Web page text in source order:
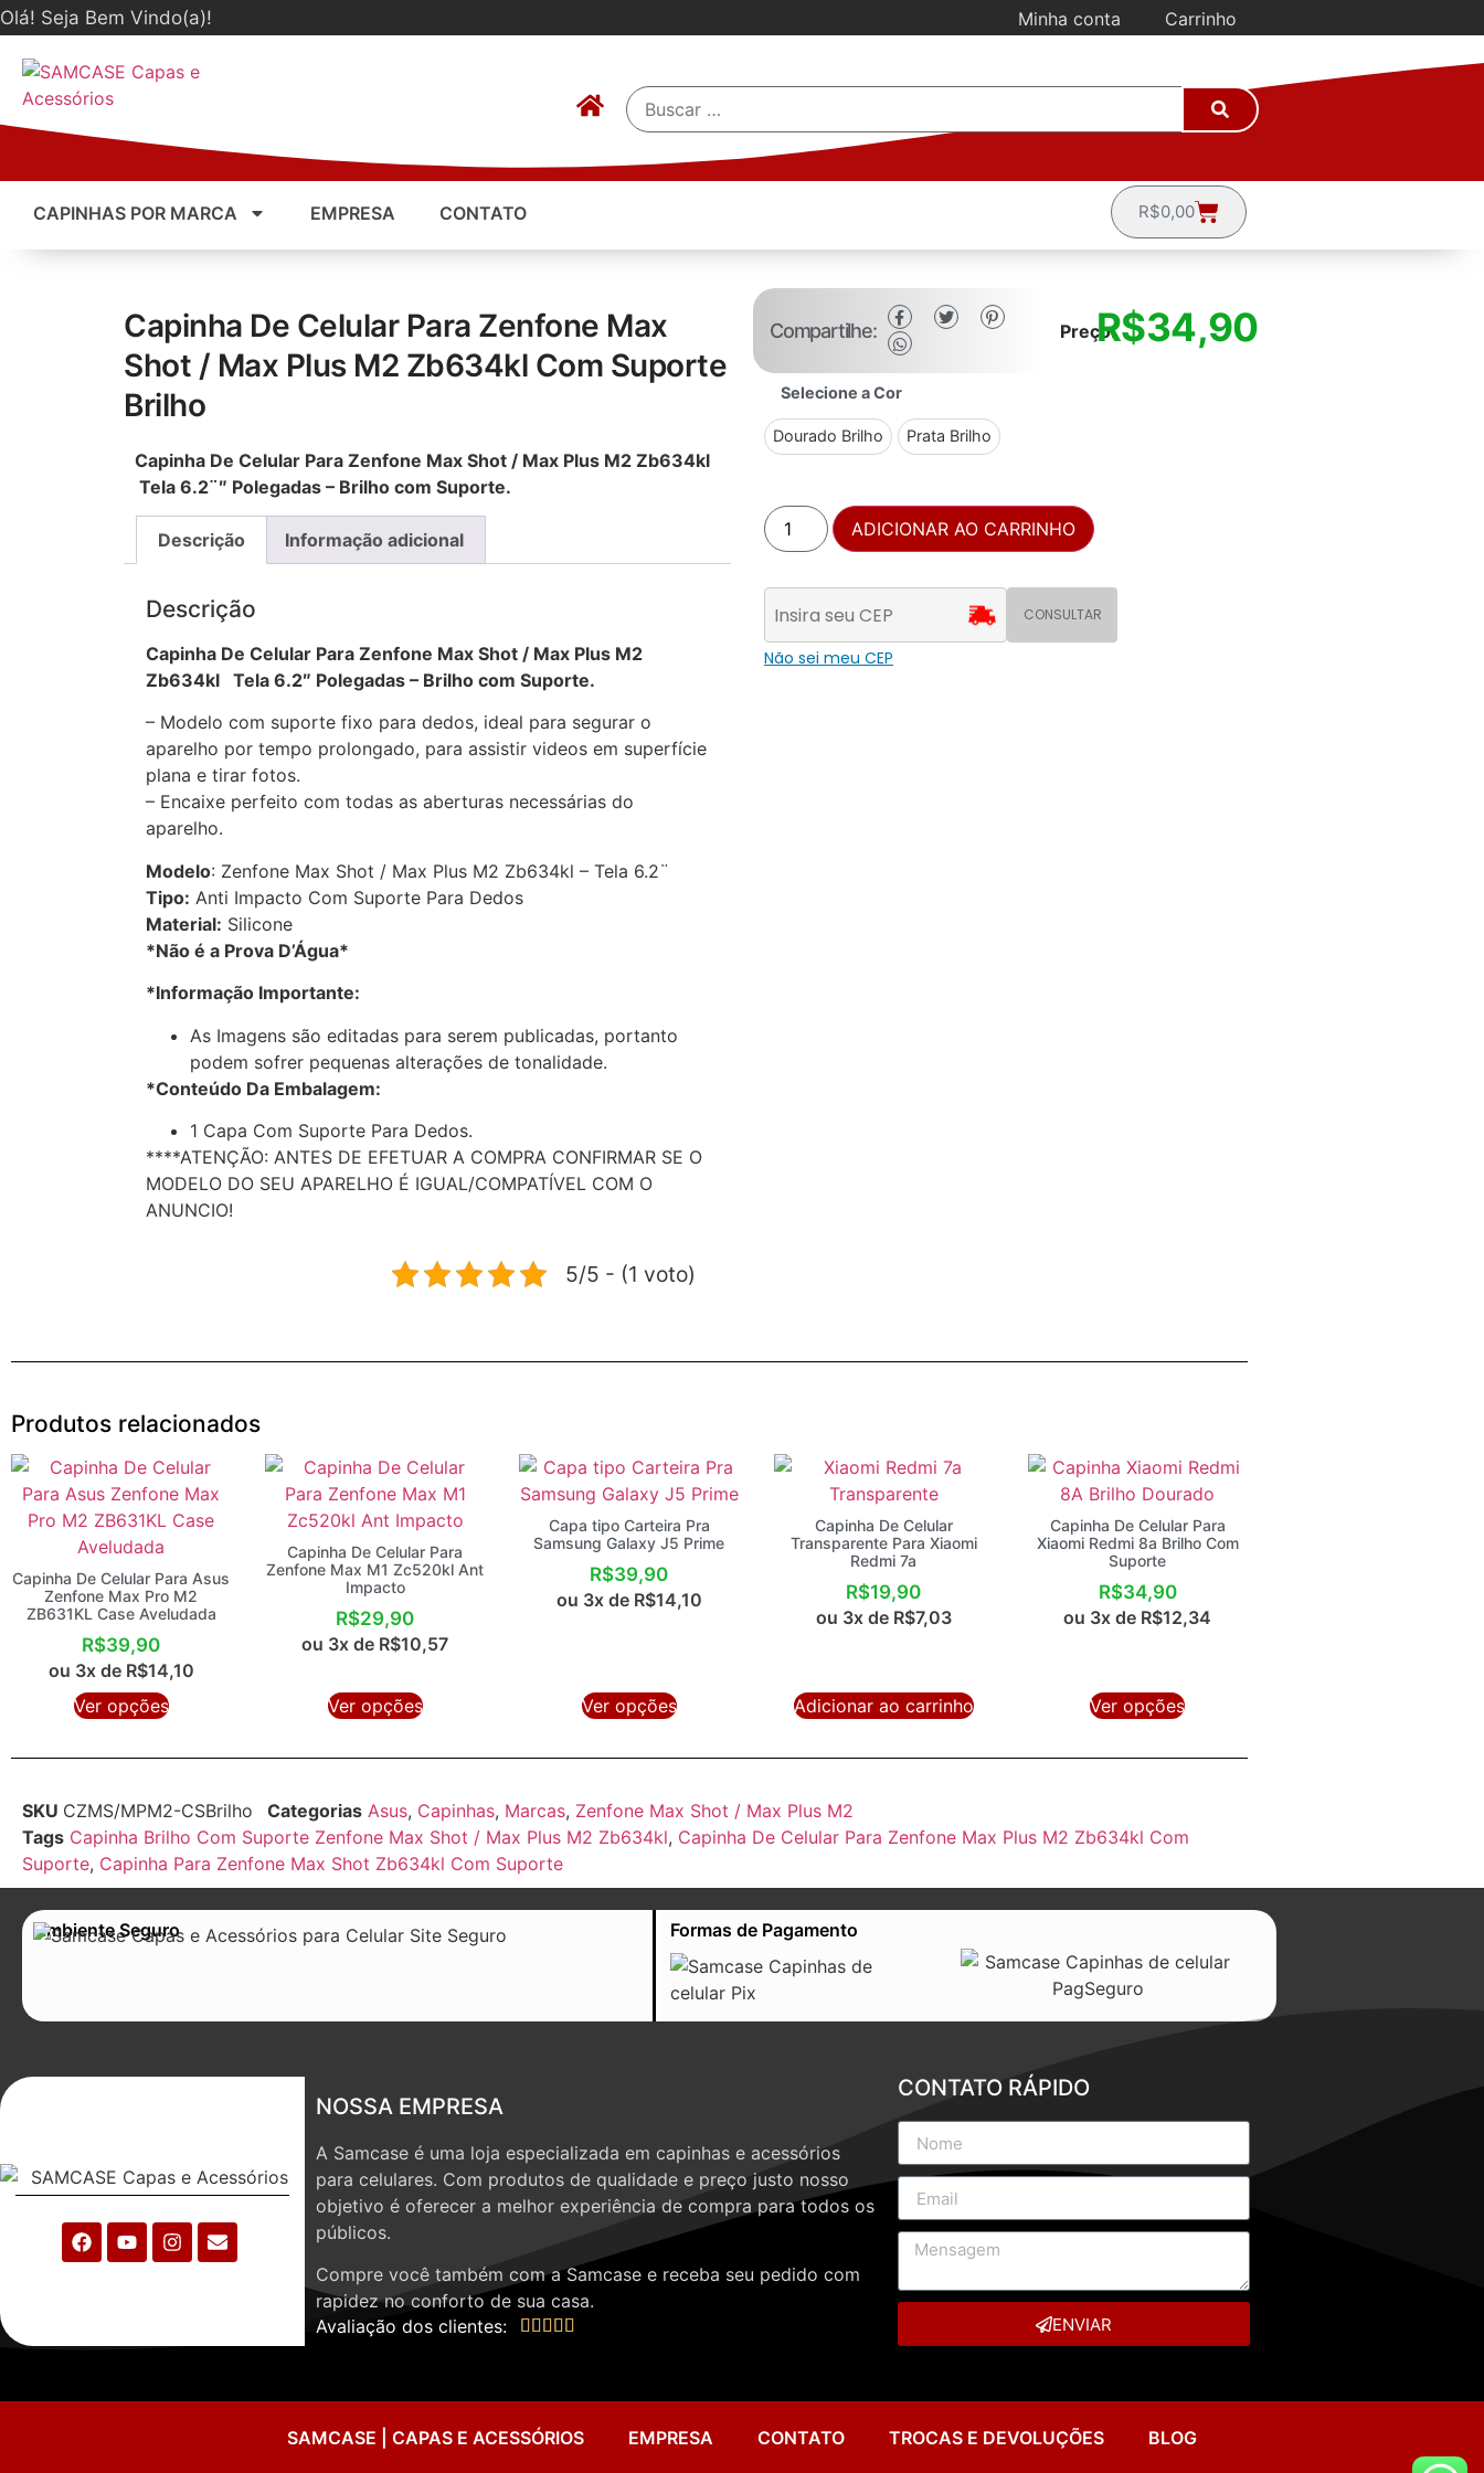
Olá! Seja Bem Vindo(a)! Minha conta Carrinho
CAPINHAS POR MARCA EMPRESA CONTATO R$0,00
Capinha De Celular Para Zenfone Max
Shot / Max Plus M2 Zb634kl Com Suporte
Brilho
Capinha De Celular Para Zenfone Max Shot / Max Plus M2 Zb634kl
Tela 6.2¨″ Polegadas – Brilho com Suporte.
Descrição Informação adicional
Descrição
Capinha De Celular Para Zenfone Max Shot / Max Plus M2
Zb634kl Tela 6.2″ Polegadas – Brilho com Suporte.
– Modelo com suporte fixo para dedos, ideal para segurar o
aparelho por tempo prolongado, para assistir videos em superfície
plana e tirar fotos.
– Encaixe perfeito com todas as aberturas necessárias do
aparelho.
Modelo: Zenfone Max Shot / Max Plus M2 Zb634kl – Tela 6.2¨
Tipo: Anti Impacto Com Suporte Para Dedos
Material: Silicone
*Não é a Prova D’Água*
*Informação Importante:
As Imagens são editadas para serem publicadas, portanto
podem sofrer pequenas alterações de tonalidade.
*Conteúdo Da Embalagem:
1 Capa Com Suporte Para Dedos.
****ATENÇÃO: ANTES DE EFETUAR A COMPRA CONFIRMAR SE O
MODELO DO SEU APARELHO É IGUAL/COMPATÍVEL COM O
ANUNCIO!
5/5 - (1 voto)
Preço:
Compartilhe: R$34,90
Selecione a Cor
Dourado Brilho Prata Brilho
ADICIONAR AO CARRINHO
CONSULTAR
Não sei meu CEP
Produtos relacionados
Capinha De Celular Para Asus
Zenfone Max Pro M2
ZB631KL Case Aveludada
R$39,90
ou 3x de R$14,10
Ver opções
Capinha De Celular Para
Zenfone Max M1 Zc520kl Ant
Impacto
R$29,90
ou 3x de R$10,57
Ver opções
Capa tipo Carteira Pra
Samsung Galaxy J5 Prime
R$39,90
ou 3x de R$14,10
Ver opções
Capinha De Celular
Transparente Para Xiaomi
Redmi 7a
R$19,90
ou 3x de R$7,03
Adicionar ao carrinho
Capinha De Celular Para
Xiaomi Redmi 8a Brilho Com
Suporte
R$34,90
ou 3x de R$12,34
Ver opções
SKU CZMS/MPM2-CSBrilho Categorias Asus, Capinhas, Marcas, Zenfone Max Shot / Max Plus M2
Tags Capinha Brilho Com Suporte Zenfone Max Shot / Max Plus M2 Zb634kl, Capinha De Celular Para Zenfone Max Plus M2 Zb634kl Com
Suporte, Capinha Para Zenfone Max Shot Zb634kl Com Suporte
Ambiente Seguro Formas de Pagamento
NOSSA EMPRESA
A Samcase é uma loja especializada em capinhas e acessórios
para celulares. Com produtos de qualidade e preço justo nosso
objetivo é oferecer a melhor experiência de compra para todos os
públicos.
Compre você também com a Samcase e receba seu pedido com
rapidez no conforto de sua casa.
Avaliação dos clientes:
    
CONTATO RÁPIDO
ENVIAR
SAMCASE | CAPAS E ACESSÓRIOS EMPRESA CONTATO TROCAS E DEVOLUÇÕES BLOG